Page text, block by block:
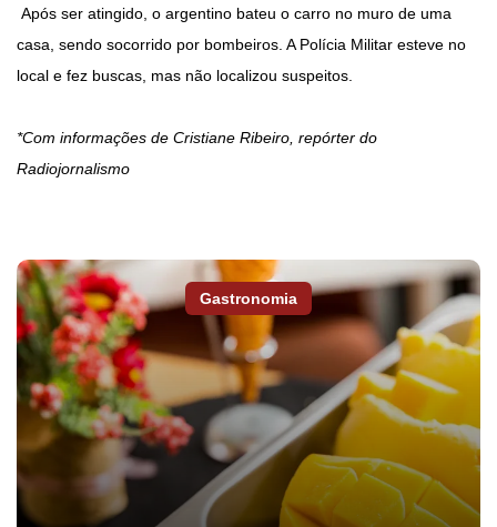
Após ser atingido, o argentino bateu o carro no muro de uma
casa, sendo socorrido por bombeiros. A Polícia Militar esteve no
local e fez buscas, mas não localizou suspeitos.
*Com informações de Cristiane Ribeiro, repórter do
Radiojornalismo
Gastronomia